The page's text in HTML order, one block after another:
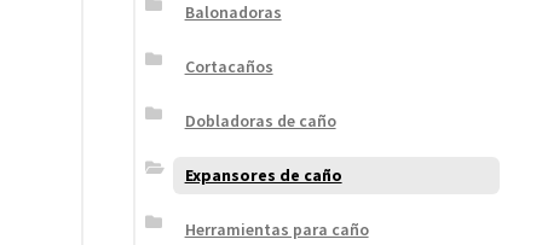
Balonadoras
Cortacaños
Dobladoras de caño
Expansores de caño
Herramientas para caño